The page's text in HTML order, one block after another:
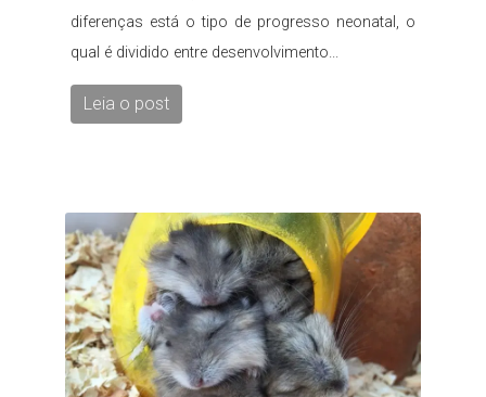
diferenças está o tipo de progresso neonatal, o
qual é dividido entre desenvolvimento...
Leia o post